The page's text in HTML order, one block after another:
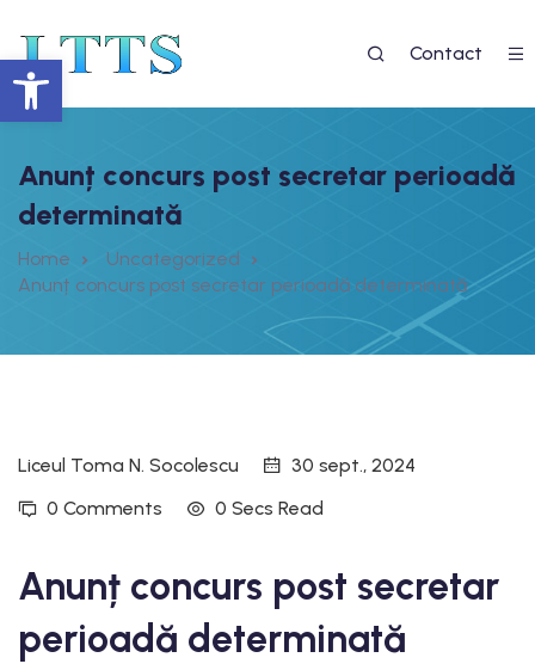
Deschide bara de unelte Contact
LA EDUCAȚIE 2”
Anunț concurs post secretar perioadă
determinată
Home
Uncategorized
Anunț concurs post secretar perioadă determinată
Liceul Toma N. Socolescu
30 sept., 2024
0 Comments
0 Secs Read
Anunț concurs post secretar
perioadă determinată